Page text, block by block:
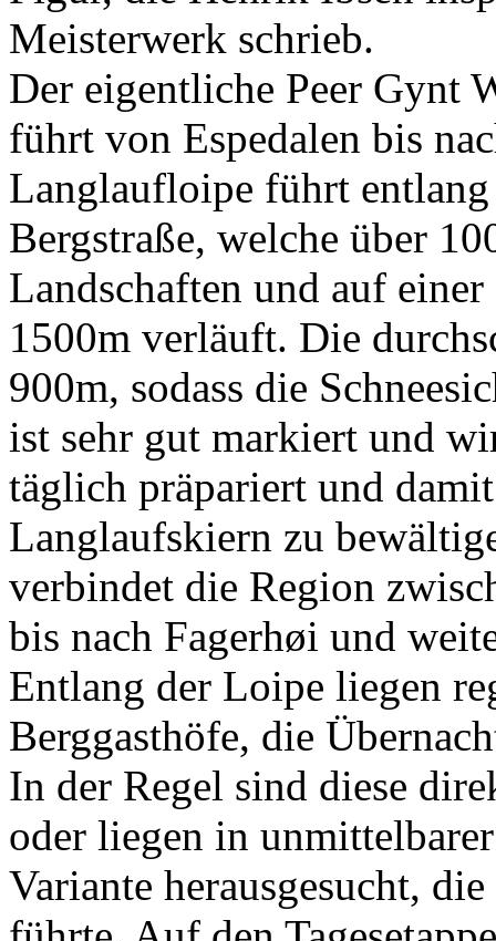
Meisterwerk schrieb.
Der eigentliche Peer Gynt
führt von Espedalen bis
Langlaufloipe führt entlang
Bergstraße, welche über
Landschaften und auf
1500m verläuft. Die
900m, sodass die
ist sehr gut markiert und
täglich präpariert und
Langlaufskiern zu
verbindet die Region
bis nach Fagerhøi und
Entlang der Loipe liegen
Berggasthöfe, die
In der Regel sind diese
oder liegen in
Variante herausgesucht,